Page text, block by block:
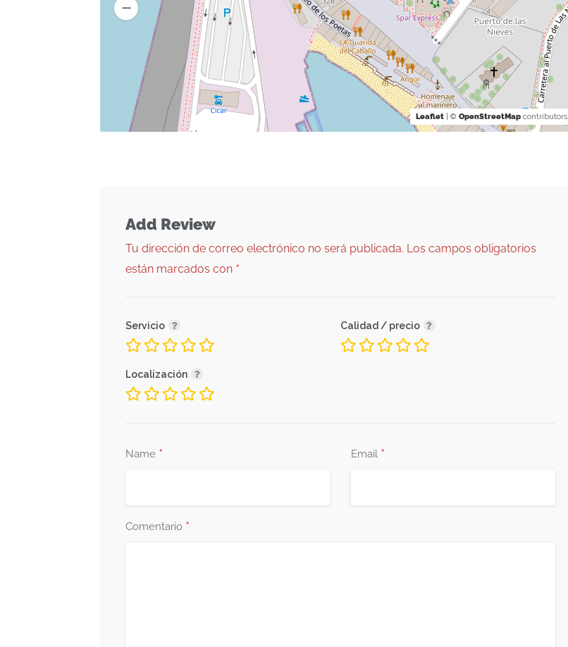
Leaflet| © OpenStreetMapcontributors
Add Review
Tu dirección de correo electrónico no será publicada. Los campos obligatorios
están marcados con *
Servicio Calidad / precio
Localización
Name * Email *
Comentario *